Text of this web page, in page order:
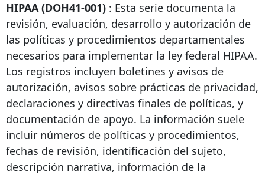
HIPAA (DOH41-001) : Esta serie documenta la
revisión, evaluación, desarrollo y autorización de
las políticas y procedimientos departamentales
necesarios para implementar la ley federal HIPAA.
Los registros incluyen boletines y avisos de
autorización, avisos sobre prácticas de privacidad,
declaraciones y directivas finales de políticas, y
documentación de apoyo. La información suele
incluir números de políticas y procedimientos,
fechas de revisión, identificación del sujeto,
descripción narrativa, información de la